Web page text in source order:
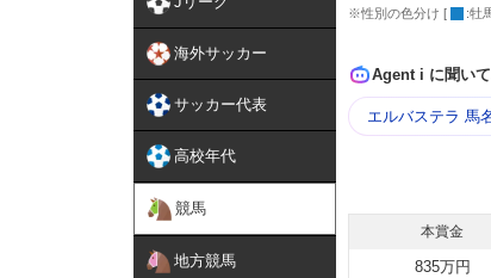
海外サッカー
サッカー代表
高校年代
競馬
地方競馬
※性別の色分け [ :牡
Agent i に聞いて
エルバステラ 馬
本賞金
835万円